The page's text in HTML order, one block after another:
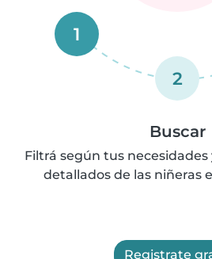
1
2
Buscar
Filtrá según tus necesidades
detallados de las niñeras
Registrate